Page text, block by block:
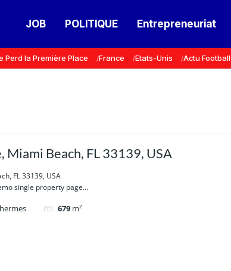
JOB POLITIQUE Entrepreneuriat
Perd la Première Place France Etats-Unis Actu Football
Miami Beach, FL 33139, USA
FL 33139, USA
single property page...
679 m²